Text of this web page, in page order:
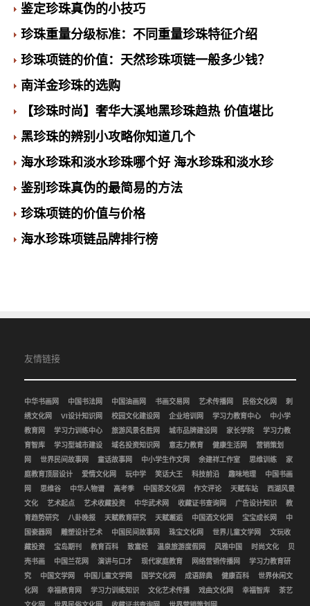
鉴定珍珠真伪的小技巧
珍珠重量分级标准：不同重量珍珠特征介绍
珍珠项链的价值：天然珍珠项链一般多少钱？
南洋金珍珠的选购
【珍珠时尚】奢华大溪地黑珍珠趋热 价值堪比
黑珍珠的辨别小攻略你知道几个
海水珍珠和淡水珍珠哪个好 海水珍珠和淡水珍
鉴别珍珠真伪的最简易的方法
珍珠项链的价值与价格
海水珍珠项链品牌排行榜
友情链接
中华书画网 中国书法网 中国油画网 书画交易网 艺术传播网 民俗文化网
刺
绣文化网
VI设计知识网 校园文化建设网 企业培训网 学习力教育中心
中小学
教育网
学习力训练中心 旅游风景名胜网 城市品牌建设网 家长学院
学习力教
育智库
学习型城市建设 域名投资知识网 意志力教育 健康生活网
营销策划
网
世界民间故事网 童话故事网 中小学生作文网 余建祥工作室 思维训练
家
庭教育顶层设计
爱情文化网 玩中学 笑话大王 科技前沿 趣味地理
中国书画
网
思维谷 中华人物谱 高考季 中国茶文化网 作文评论 天赋车站
西湖风景
文化
艺术起点 艺术收藏投资 中华武术网 收藏证书查询网 广告设计知识
教
育趋势研究
八卦晚报 天赋教育研究 天赋邂逅 中国酒文化网 宝宝成长网
中
国瓷器网
雕塑设计艺术 中国民间故事网 珠宝文化网 世界儿童文学网
文玩收
藏投资
宝岛期刊 教育百科 致富经 温泉旅游度假网 风雅中国 时尚文化
贝
壳书画
中国兰花网 演讲与口才 现代家庭教育 网络营销传播网
学习力教育研
究
中国文学网 中国儿童文学网 国学文化网 成语辞典 健康百科
世界休闲文
化网
幸福教育网 学习力训练知识 文化艺术传播 戏曲文化网 幸福智库
茶艺